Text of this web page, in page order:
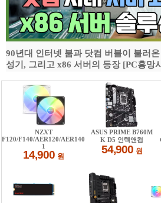
90년대 인터넷 붐과 닷컴 버블이 불러
성기, 그리고 x86 서버의 등장 [PC흥망